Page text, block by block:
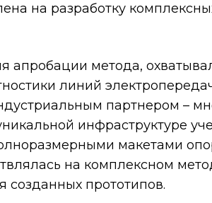
на разработку
апробации метода,
линий
партнером –
инфраструктуре
макетами
на комплексном
созданных прототипов.